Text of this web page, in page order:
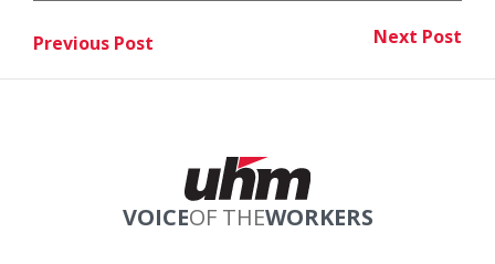
Post
navigation
Previous Post
Previous Post Next Post
VOICEOF THEWORKERS